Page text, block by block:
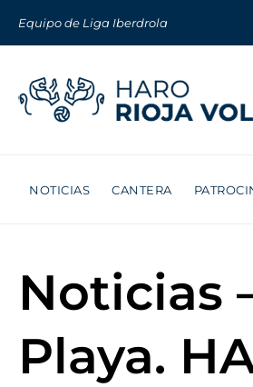
Equipo de Liga Iberdrola
NOTICIAS CANTERA
Noticias
Playa.